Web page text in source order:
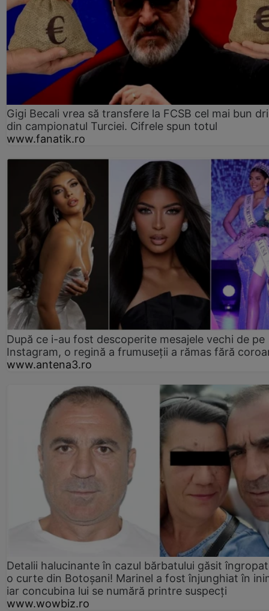
Gigi Becali vrea să transfere la FCSB cel mai bun
din campionatul Turciei. Cifrele spun totul
www.fanatik.ro
După ce i-au fost descoperite mesajele vechi de pe
Instagram, o regină a frumuseții a rămas fără
www.antena3.ro
Detalii halucinante în cazul bărbatului găsit
o curte din Botoșani! Marinel a fost înjunghiat în
iar concubina lui se numără printre suspecți
www.wowbiz.ro